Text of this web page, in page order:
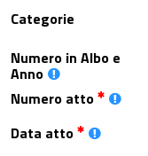
Categorie
Numero in Albo e
Anno
Numero atto
Data atto